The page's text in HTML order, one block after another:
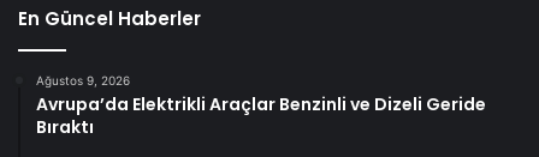
En Güncel Haberler
Ağustos 9, 2026
Avrupa’da Elektrikli Araçlar Benzinli ve Dizeli Geride
Bıraktı